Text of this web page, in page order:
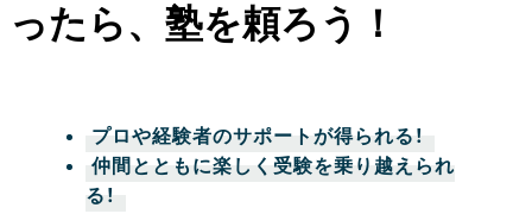
ったら、塾を頼ろう！
プロや経験者のサポートが得られる！
仲間とともに楽しく受験を乗り越えられ
る！